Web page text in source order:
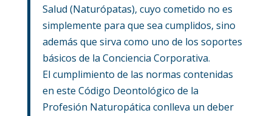
Salud (Naturópatas), cuyo cometido no es
simplemente para que sea cumplidos, sino
además que sirva como uno de los soportes
básicos de la Conciencia Corporativa.
El cumplimiento de las normas contenidas
en este Código Deontológico de la
Profesión Naturopática conlleva un deber